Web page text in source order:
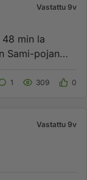
Vastattu 9v
1 309 0
Vastattu 9v